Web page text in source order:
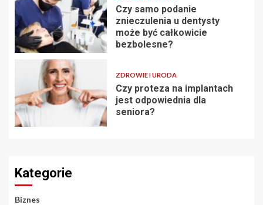
Czy samo podanie
znieczulenia u dentysty
może być całkowicie
bezbolesne?
ZDROWIE I URODA
Czy proteza na implantach
jest odpowiednia dla
seniora?
Kategorie
Biznes